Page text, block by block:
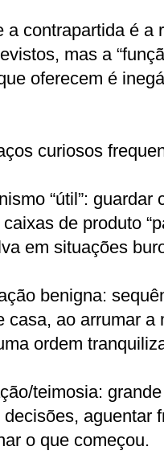
a contrapartida é a
mas a
oferecem é
curiosos
“útil”: guardar
de produto
em situações
benigna:
casa, ao arrumar a
ordem
teimosia:
aguentar
o que começou.